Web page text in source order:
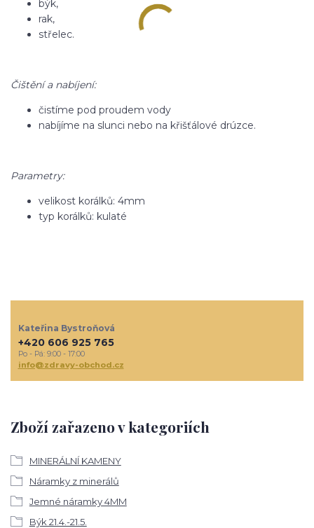
býk,
rak,
střelec.
Čištění a nabíjení:
čistíme pod proudem vody
nabíjíme na slunci nebo na křišťálové drúzce.
Parametry:
velikost korálků: 4mm
typ korálků: kulaté
Zboží zařazeno v kategoriích
MINERÁLNÍ KAMENY
Náramky z minerálů
Jemné náramky 4MM
Býk 21.4.-21.5.
Kateřina Bystroňová
+420 606 925 765
Po - Pá: 9:00 - 17:00
info@zdravy-obchod.cz